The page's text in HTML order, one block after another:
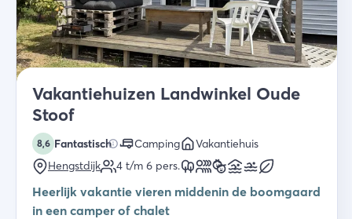
Vakantiehuizen Landwinkel Oude
Stoof
8,6 Fantastisch Camping
Vakantiehuis
Hengstdijk
4 t/m 6 pers.
Heerlijk vakantie vieren middenin de boomgaard
in een camper of chalet